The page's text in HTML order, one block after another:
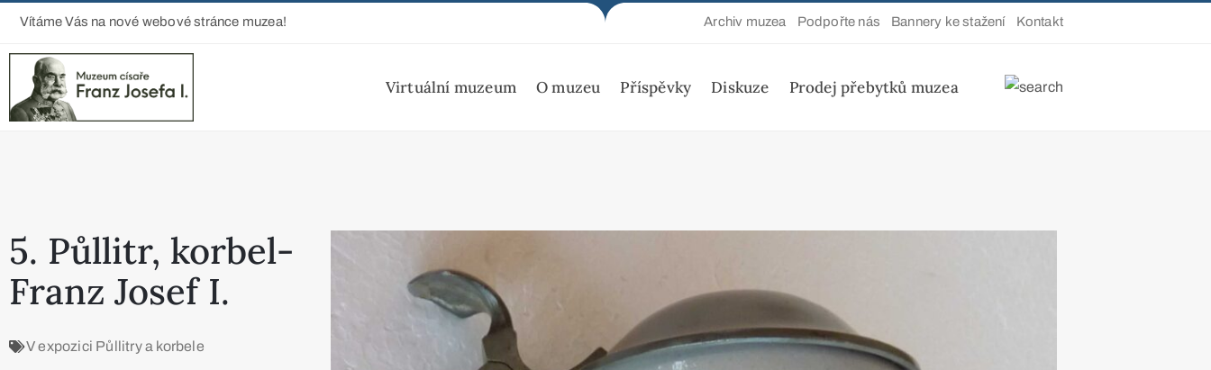
Vítáme Vás na nové webové stránce muzea! Archiv muzea Podpořte nás Bannery ke stažení Kontakt
Virtuální muzeum O muzeu Příspěvky Diskuze Prodej přebytků muzea
5. Půllitr, korbel-
Franz Josef I.
V expozici Půllitry a korbele